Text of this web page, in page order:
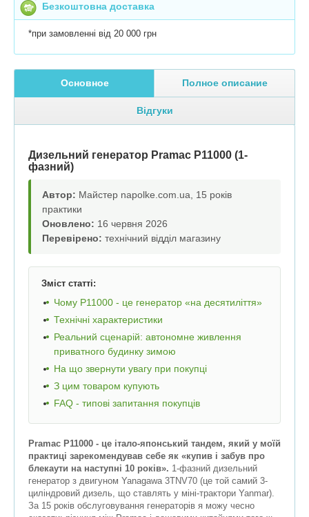
Безкоштовна доставка
*при замовленні від 20 000 грн
Основное Полное описание
Відгуки
Дизельний генератор Pramac P11000 (1-
фазний)
Автор: Майстер napolke.com.ua, 15 років
практики
Оновлено: 16 червня 2026
Перевірено: технічний відділ магазину
Зміст статті:
Чому P11000 - це генератор «на десятиліття»
Технічні характеристики
Реальний сценарій: автономне живлення
приватного будинку зимою
На що звернути увагу при покупці
З цим товаром купують
FAQ - типові запитання покупців
Pramac P11000 - це італо-японський тандем, який у моїй
практиці зарекомендував себе як «купив і забув про
блекаути на наступні 10 років». 1-фазний дизельний
генератор з двигуном Yanagawa 3TNV70 (це той самий 3-
циліндровий дизель, що ставлять у міні-трактори Yanmar).
За 15 років обслуговування генераторів я можу чесно